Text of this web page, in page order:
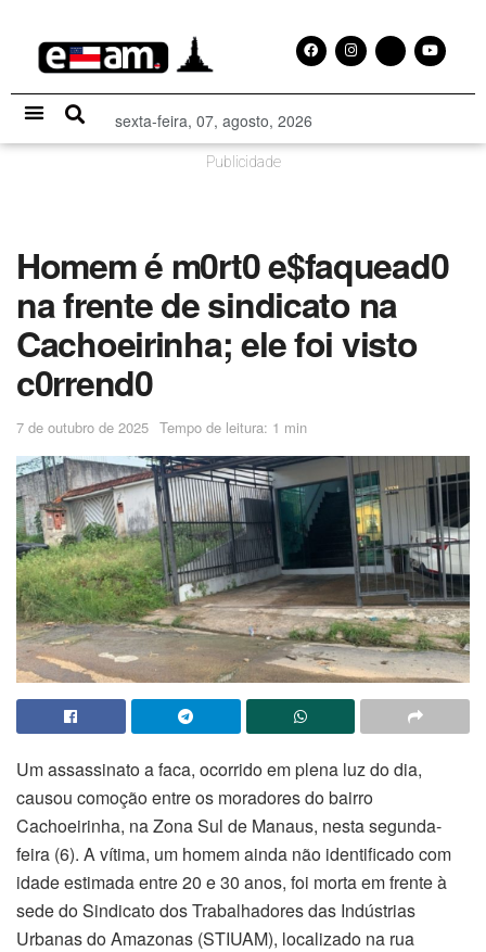
sexta-feira, 07, agosto, 2026
Publicidade
Homem é m0rt0 e$faquead0
na frente de sindicato na
Cachoeirinha; ele foi visto
c0rrend0
7 de outubro de 2025 Tempo de leitura: 1 min
Um assassinato a faca, ocorrido em plena luz do dia,
causou comoção entre os moradores do bairro
Cachoeirinha, na Zona Sul de Manaus, nesta segunda-
feira (6). A vítima, um homem ainda não identificado com
idade estimada entre 20 e 30 anos, foi morta em frente à
sede do Sindicato dos Trabalhadores das Indústrias
Urbanas do Amazonas (STIUAM), localizado na rua